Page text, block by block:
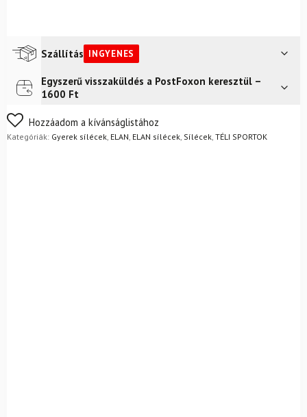
Szállítás INGYENES
Futár a címreIngyenes
Egyszerű visszaküldés a PostFoxon keresztül –
1600 Ft
Nem biztos a választásában? Semmi gond – a terméket
egyszerűen visszaküldheti 14 napon belül, indoklás nélkül.
Hozzáadom a kívánságlistához
Kategóriák: Gyerek sílécek, ELAN, ELAN sílécek, Sílécek, TÉLI SPORTOK